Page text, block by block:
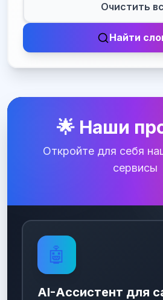
Очистить
Найти
🌟 Наши
Откройте для себя
сервисы
🤖
AI-Ассистент для